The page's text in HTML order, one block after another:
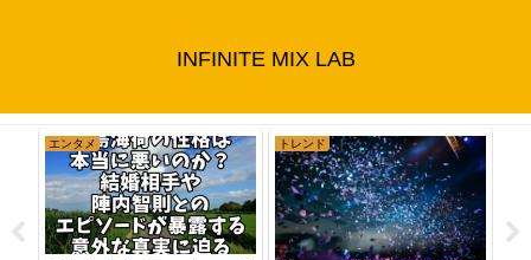
INFINITE MIX LAB
エンタメ トレンド